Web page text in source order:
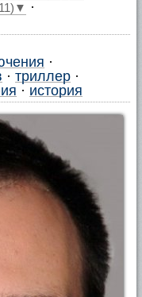
·
·
· триллер ·
· история